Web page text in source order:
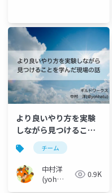
より良いやり方を実験
しながら見つけること
を学んだ現場の話
チーム
中村洋
(yoh
0.9K